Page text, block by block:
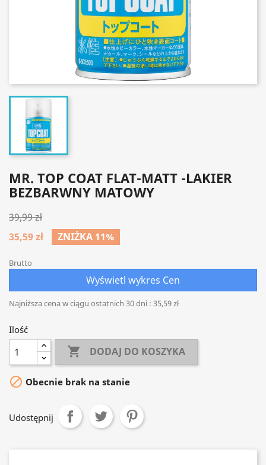
MR. TOP COAT FLAT-MATT -LAKIER
BEZBARWNY MATOWY
39,99 zł
35,59 zł
ZNIŻKA 11%
Brutto
Wyświetl wykres Cen
Najniższa cena w ciągu ostatnich 30 dni : 35,59 zł
Ilość
 DODAJ DO KOSZYKA
 Obecnie brak na stanie
Udostępnij